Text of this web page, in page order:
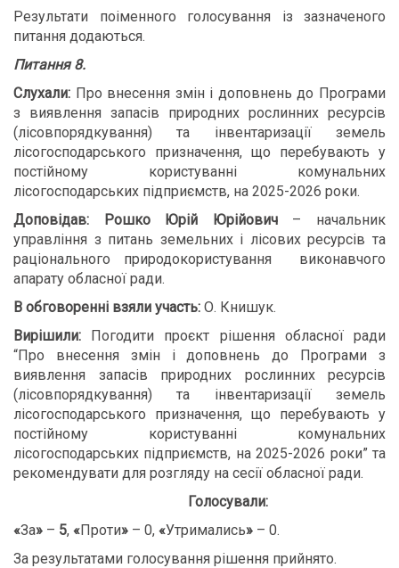
Результати поіменного голосування із зазначеного
питання додаються.
Питання 8.
Слухали: Про внесення змін і доповнень до Програми
з виявлення запасів природних рослинних ресурсів
(лісовпорядкування) та інвентаризації земель
лісогосподарського призначення, що перебувають у
постійному користуванні комунальних
лісогосподарських підприємств, на 2025-2026 роки.
Доповідав: Рошко Юрій Юрійович– начальник
управління з питань земельних і лісових ресурсів та
раціонального природокористування
виконавчого
апарату обласної ради.
В обговоренні взяли участь: О. Книшук.
Вирішили: Погодити проєкт рішення обласної ради
“Про внесення змін і доповнень до Програми з
виявлення запасів природних рослинних ресурсів
(лісовпорядкування) та інвентаризації земель
лісогосподарського призначення, що перебувають у
постійному користуванні комунальних
лісогосподарських підприємств, на 2025-2026 роки” та
рекомендувати для розгляду на сесії обласної ради.
Голосували:
«За» – 5, «Проти» – 0, «Утримались» – 0.
За результатами голосування рішення прийнято.